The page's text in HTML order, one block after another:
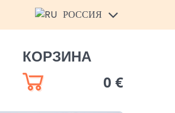
РОССИЯ
КОРЗИНА
0 €